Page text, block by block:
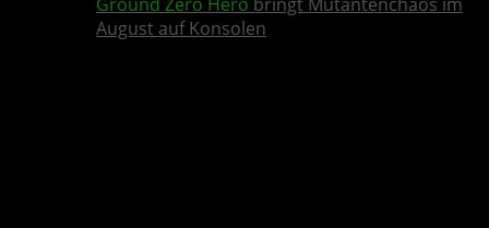
August auf Konsolen